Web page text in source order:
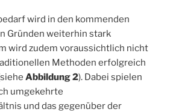
wird in den kommenden
Gründen weiterhin stark
wird zudem voraussichtlich nicht
Methoden erfolgreich
Abbildung 2). Dabei spielen
umgekehrte
und das gegenüber der